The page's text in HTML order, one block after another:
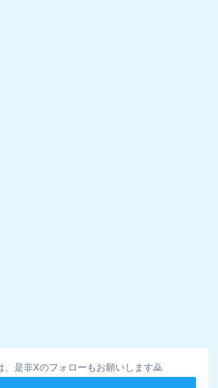
、是非Xのフォローもお願いします🙇